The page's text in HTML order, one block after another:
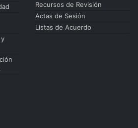
Recursos de Revisión
Actas de Sesión
Listas de Acuerdo